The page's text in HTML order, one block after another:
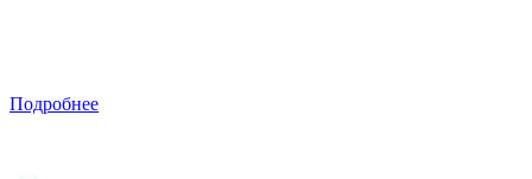
Подробнее